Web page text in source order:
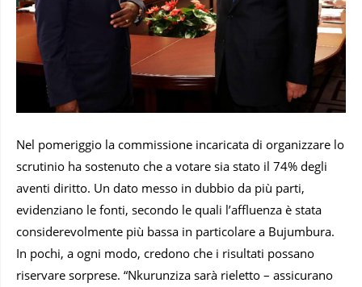
Nel pomeriggio la commissione incaricata di organizzare lo
scrutinio ha sostenuto che a votare sia stato il 74% degli
aventi diritto. Un dato messo in dubbio da più parti,
evidenziano le fonti, secondo le quali l’affluenza è stata
considerevolmente più bassa in particolare a Bujumbura.
In pochi, a ogni modo, credono che i risultati possano
riservare sorprese. “Nkurunziza sarà rieletto – assicurano